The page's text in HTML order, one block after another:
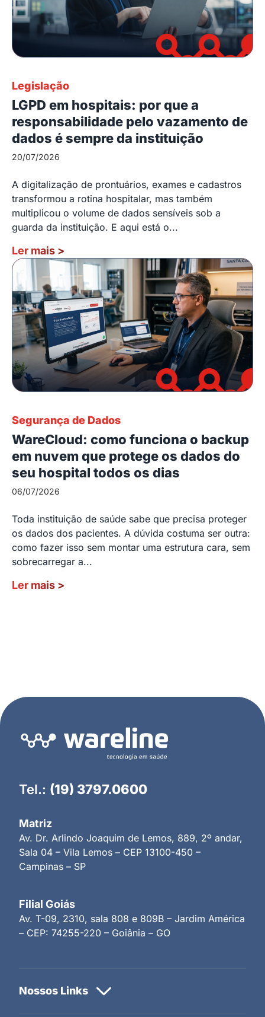
Legislação
LGPD em hospitais: por que a
responsabilidade pelo vazamento de
dados é sempre da instituição
20/07/2026
A digitalização de prontuários, exames e cadastros
transformou a rotina hospitalar, mas também
multiplicou o volume de dados sensíveis sob a
guarda da instituição. E aqui está o...
Ler mais >
Segurança de Dados
WareCloud: como funciona o backup
em nuvem que protege os dados do
seu hospital todos os dias
06/07/2026
Toda instituição de saúde sabe que precisa proteger
os dados dos pacientes. A dúvida costuma ser outra:
como fazer isso sem montar uma estrutura cara, sem
sobrecarregar a...
Ler mais >
Tel.: (19) 3797.0600
Matriz
Av. Dr. Arlindo Joaquim de Lemos, 889, 2º andar,
Sala 04 – Vila Lemos – CEP 13100-450 –
Campinas – SP
Filial Goiás
Av. T-09, 2310, sala 808 e 809B – Jardim América
– CEP: 74255-220 – Goiânia – GO